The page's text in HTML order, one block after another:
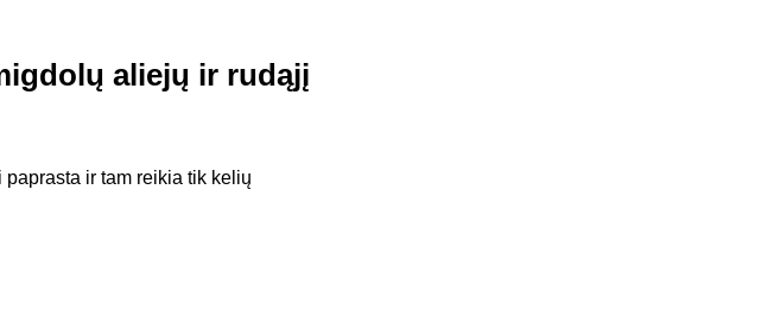
aliejų ir rudąjį
ir tam reikia tik kelių